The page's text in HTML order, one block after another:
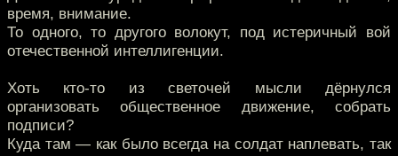
время, внимание.
То одного, то другого волокут, под истеричный вой
отечественной интеллигенции.
Хоть кто-то из светочей мысли дёрнулся
организовать общественное движение, собрать
подписи?
Куда там — как было всегда на солдат наплевать, так